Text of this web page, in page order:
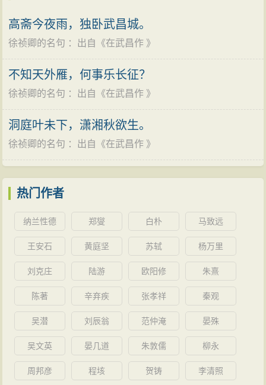
高斋今夜雨，独卧武昌城。
徐祯卿的名句 ：出自《在武昌作 》
不知天外雁，何事乐长征？
徐祯卿的名句 ：出自《在武昌作 》
洞庭叶未下，潇湘秋欲生。
徐祯卿的名句 ：出自《在武昌作 》
热门作者
纳兰性德 郑燮 白朴 马致远
王安石 黄庭坚 苏轼 杨万里
刘克庄 陆游 欧阳修 朱熹
陈著 辛弃疾 张孝祥 秦观
吴潜 刘辰翁 范仲淹 晏殊
吴文英 晏几道 朱敦儒 柳永
周邦彦 程垓 贺铸 李清照